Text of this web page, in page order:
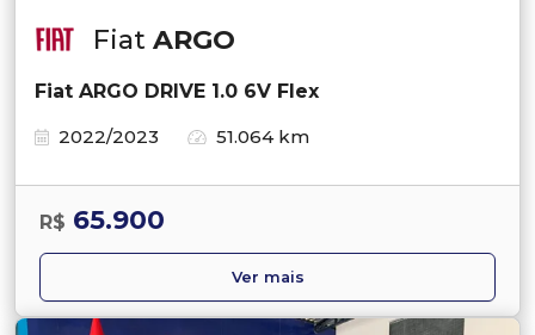
Fiat ARGO
Fiat ARGO DRIVE 1.0 6V Flex
2022/2023
51.064 km
R$ 65.900
Ver mais